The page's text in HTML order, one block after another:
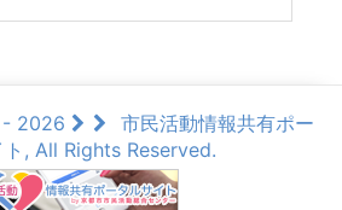
2026
市民活動情報共有ポー
ト, All Rights Reserved.